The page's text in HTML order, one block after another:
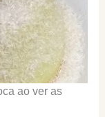
ao ver as